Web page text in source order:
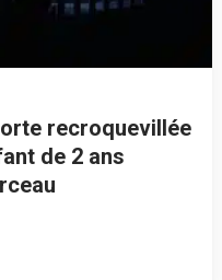
recroquevillée
de 2 ans